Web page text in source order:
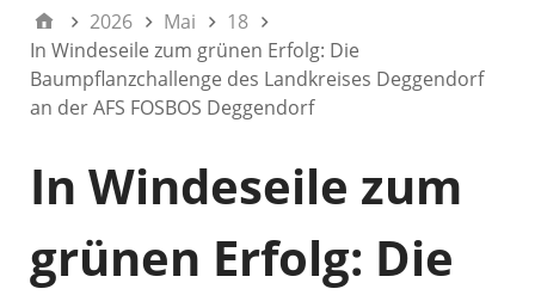
2026 Mai
18
In Windeseile zum grünen Erfolg: Die
Baumpflanzchallenge des Landkreises Deggendorf
an der AFS FOSBOS Deggendorf
In Windeseile zum
grünen Erfolg: Die